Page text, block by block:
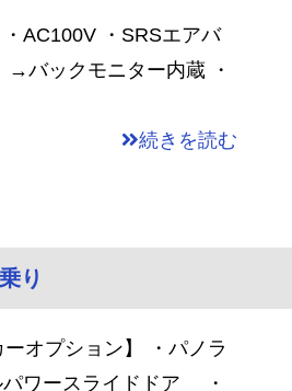
AC100V ・SRSエアバ
バックモニター内蔵 ・
続きを読む
り
オプション】 ・パノラ
パワースライドドア ・